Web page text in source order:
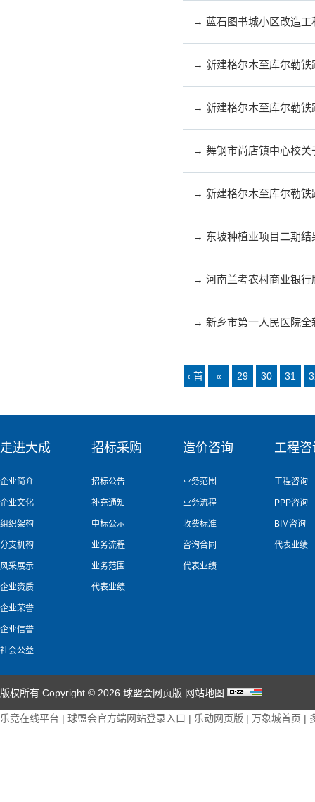
→ 蓝石图书城小区改造工
→ 新建格尔木至库尔勒铁
→ 新建格尔木至库尔勒铁
→ 舞钢市尚店镇中心校关
→ 新建格尔木至库尔勒铁
→ 东坡种植业项目二期结
→ 河南兰考农村商业银行
→ 新乡市第一人民医院全
‹ 首
« 29 30 31
走进大成
企业简介
企业文化
组织架构
分支机构
风采展示
企业资质
企业荣誉
企业信誉
社会公益
招标采购
招标公告
补充通知
中标公示
业务流程
业务范围
代表业绩
造价咨询
业务范围
业务流程
收费标准
咨询合同
代表业绩
工程咨
工程咨询
PPP咨询
BIM咨询
代表业绩
版权所有 Copyright © 2026 球盟会网页版 网站地图
乐竞在线平台 | 球盟会官方端网站登录入口 | 乐动网页版 | 万象城首页 |